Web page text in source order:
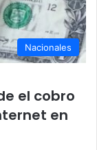
Nacionales
el cobro
en